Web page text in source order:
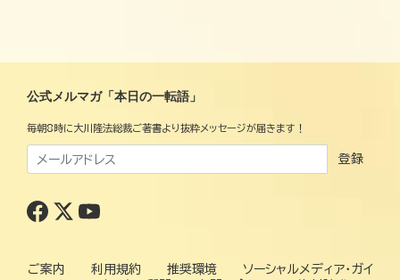
公式メルマガ「本日の一転語」
毎朝8時に大川隆法総裁ご著書より抜粋メッセージが届きます！
登録
ご案内 利用規約 推奨環境
ソーシャルメディア・ガイ